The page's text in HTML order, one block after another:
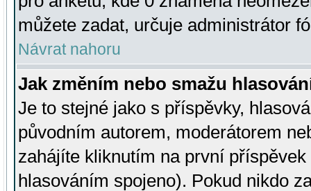
můžete zadat, určuje administrátor
Návrat nahoru
Jak změním nebo smažu
Je to stejné jako s příspěvky,
původním autorem, moderátorem
zahájíte kliknutím na první
hlasováním spojeno). Pokud nikdo